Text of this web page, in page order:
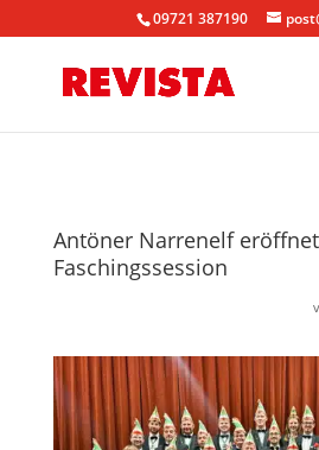
09721 387190
Antöner Narrenelf eröffnet
Faschingssession